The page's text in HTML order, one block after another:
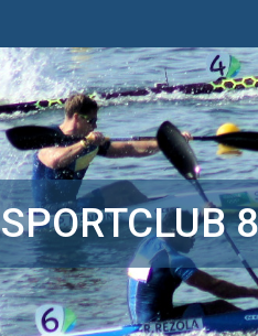
SPORTCLUB